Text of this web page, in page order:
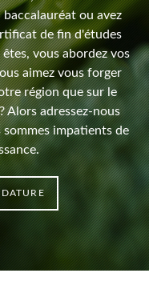
ou avez
de fin d'études
vous abordez vos
aimez vous forger
région que sur le
Alors adressez-nous
impatients de